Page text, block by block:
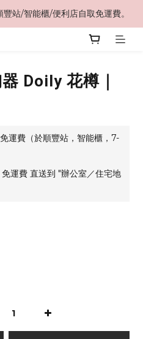
站/智能櫃/便利店自取免運費。
Doily 花樽｜
運費（於順豐站，智能櫃，7-
運費 直送到 "辦公室／住宅地